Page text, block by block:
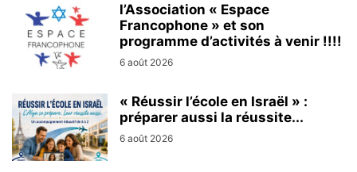
l’Association « Espace
Francophone » et son
programme d’activités à venir !!!!
6 août 2026
« Réussir l’école en Israël » :
préparer aussi la réussite...
6 août 2026